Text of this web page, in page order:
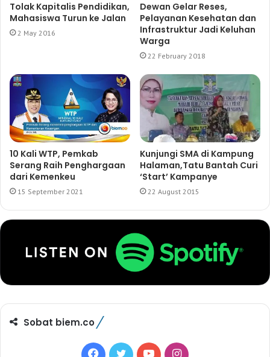
Tolak Kapitalis Pendidikan,
Mahasiswa Turun ke Jalan
2 May 2016
Dewan Gelar Reses,
Pelayanan Kesehatan dan
Infrastruktur Jadi Keluhan
Warga
22 February 2018
10 Kali WTP, Pemkab
Serang Raih Penghargaan
dari Kemenkeu
15 September 2021
Kunjungi SMA di Kampung
Halaman,Tatu Bantah Curi
‘Start’ Kampanye
22 August 2015
Sobat biem.co
F
T
Y
I